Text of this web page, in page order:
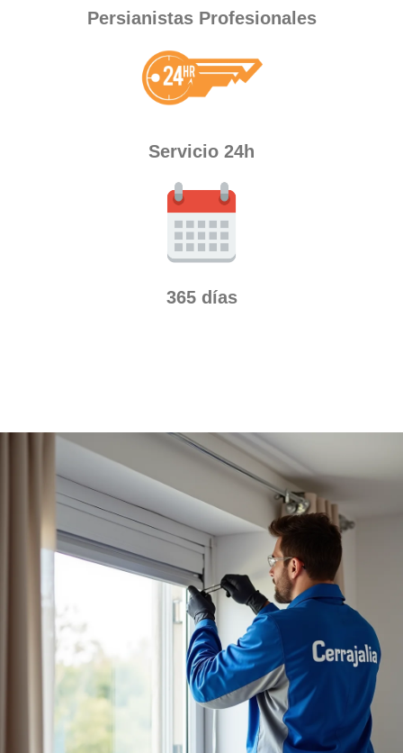
Persianistas Profesionales
Servicio 24h
365 días